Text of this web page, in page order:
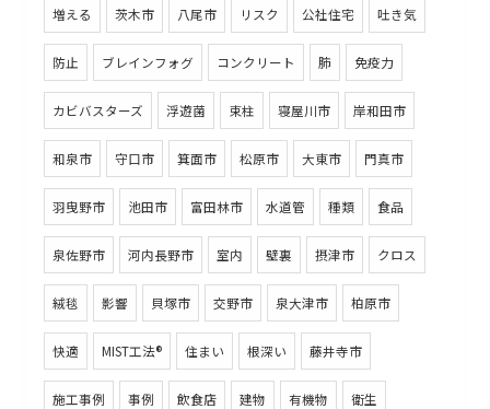
増える 茨木市 八尾市 リスク 公社住宅 吐き気
防止 ブレインフォグ コンクリート 肺 免疫力
カビバスターズ 浮遊菌 束柱 寝屋川市 岸和田市
和泉市 守口市 箕面市 松原市 大東市 門真市
羽曳野市 池田市 富田林市 水道管 種類 食品
泉佐野市 河内長野市 室内 壁裏 摂津市 クロス
絨毯 影響 貝塚市 交野市 泉大津市 柏原市
快適 MIST工法® 住まい 根深い 藤井寺市
施工事例 事例 飲食店 建物 有機物 衛生